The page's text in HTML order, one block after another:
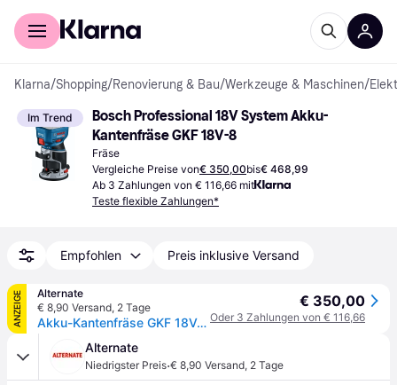
Für Shopper
Klarna/Shopping/Renovierung & Bau/Werkzeuge & Maschinen/
Im Trend
Bosch Professional 18V System Akku-
Kantenfräse GKF 18V-8
Fräse
Vergleiche Preise von€ 350,00bis€ 468,99
Ab 3 Zahlungen von € 116,66 mit
Teste flexible Zahlungen*
Empfohlen Preis inklusive Versand
ANZEIGE
Alternate
€ 8,90 Versand, 2 Tage
Akku-Kantenfräse GKF 18V-8 Professional solo + Taucheinheit, Oberfräse
€ 350,00
Oder 3 Zahlungen von € 116,66
Alternate
Niedrigster Preis·€ 8,90 Versand, 2 Tage